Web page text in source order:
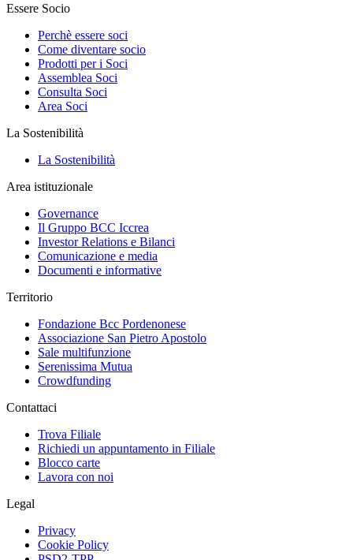
Essere Socio
Perchè essere soci
Come diventare socio
Prodotti per i Soci
Assemblea Soci
Consulta Soci
Area Soci
La Sostenibilità
La Sostenibilità
Area istituzionale
Governance
Il Gruppo BCC Iccrea
Investor Relations e Bilanci
Comunicazione e media
Documenti e informative
Territorio
Fondazione Bcc Pordenonese
Associazione San Pietro Apostolo
Sale multifunzione
Serenissima Mutua
Crowdfunding
Contattaci
Trova Filiale
Richiedi un appuntamento in Filiale
Blocco carte
Lavora con noi
Legal
Privacy
Cookie Policy